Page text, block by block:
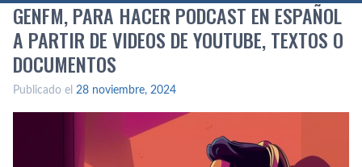
GENFM, PARA HACER PODCAST EN ESPAÑOL
A PARTIR DE VIDEOS DE YOUTUBE, TEXTOS O
DOCUMENTOS
Publicado el 28 noviembre, 2024